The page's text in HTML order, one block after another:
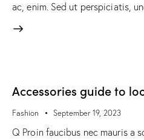
ac, enim. Sed ut perspiciatis,
Accessories guide to
Fashion September 19, 2023
Q Proin faucibus nec mauris a